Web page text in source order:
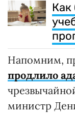
Как
Напомним,
продлило
министр